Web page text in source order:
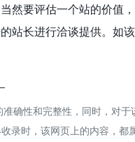
然要评估一个站的价值
站长进行洽谈提供。如该
确性和完整性，同时，对于
时，该网页上的内容，都